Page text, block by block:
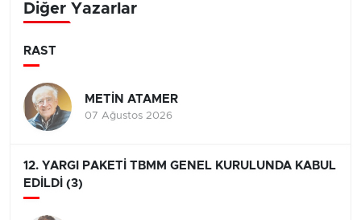
Diğer Yazarlar
RAST
METİN ATAMER
07 Ağustos 2026
12. YARGI PAKETİ TBMM GENEL KURULUNDA KABUL
EDİLDİ (3)